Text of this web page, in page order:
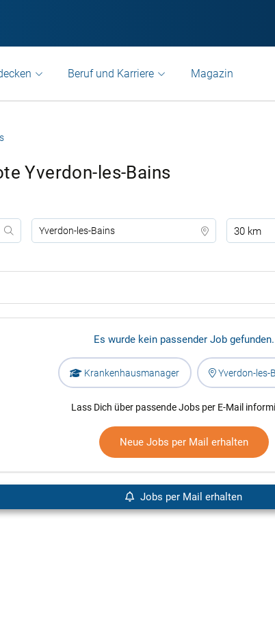
Beruf und Karriere Magazin
Yverdon-les-Bains
30 km
Es wurde kein passender Job gefunden.
Krankenhausmanager Yverdon-les-
Lass Dich über passende Jobs per E-Mail
Neue Jobs per Mail erhalten
Jobs per Mail erhalten